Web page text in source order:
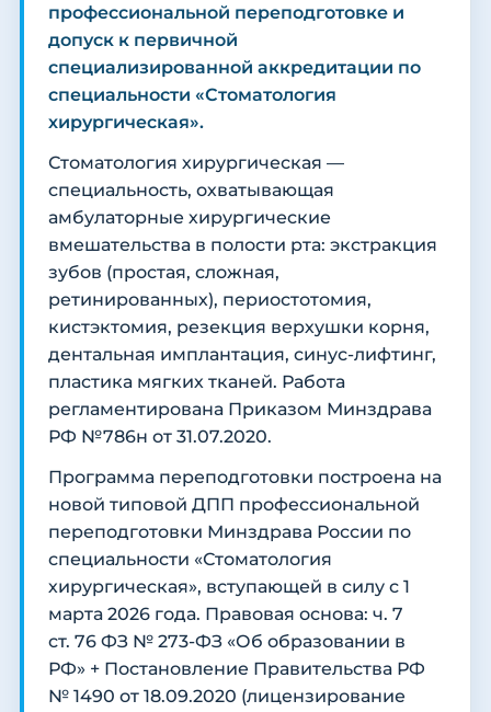
профессиональной переподготовке и
допуск к первичной
специализированной аккредитации по
специальности «Стоматология
хирургическая».
Стоматология хирургическая —
специальность, охватывающая
амбулаторные хирургические
вмешательства в полости рта: экстракция
зубов (простая, сложная,
ретинированных), периостотомия,
кистэктомия, резекция верхушки корня,
дентальная имплантация, синус-лифтинг,
пластика мягких тканей. Работа
регламентирована Приказом Минздрава
РФ №786н от 31.07.2020.
Программа переподготовки построена на
новой типовой ДПП профессиональной
переподготовки Минздрава России по
специальности «Стоматология
хирургическая», вступающей в силу с 1
марта 2026 года. Правовая основа: ч. 7
ст. 76 ФЗ № 273-ФЗ «Об образовании в
РФ» + Постановление Правительства РФ
№ 1490 от 18.09.2020 (лицензирование